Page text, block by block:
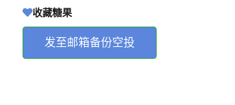
收藏糖果
发至邮箱备份空投